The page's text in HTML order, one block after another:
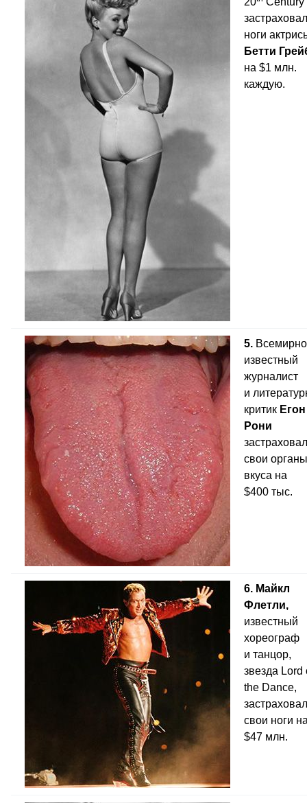
ноги
Бетти
на $1 млн.
каждую.
5. Всемирно
известный
журналист
и
критик Егон
Рони
застраховал
свои органы
вкуса на
$400 тыс.
6. Майкл
Флетли,
известный
хореограф
и танцор,
звезда Lord
the Dance,
застраховал
свои ноги
$47 млн.